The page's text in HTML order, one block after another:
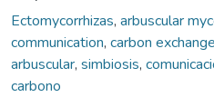
Ectomycorrhizas, arbuscular
communication, carbon
arbuscular, simbiosis,
carbono